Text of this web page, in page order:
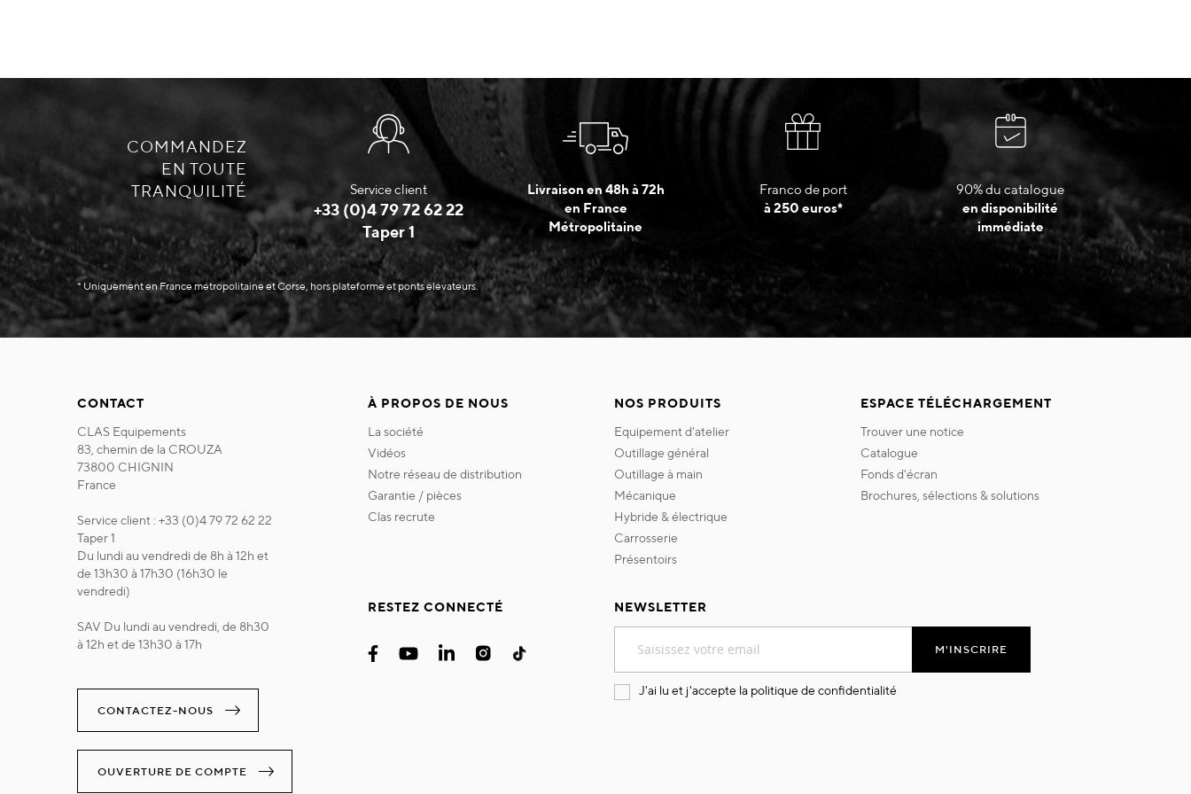
COMMANDEZ
EN TOUTE
TRANQUILITÉ
Service client
+33 (0)4 79 72 62 22
Taper 1
Livraison en 48h à 72h
en France
Métropolitaine
Franco de port
à 250 euros*
90% du catalogue
en disponibilité
immédiate
* Uniquement en France métropolitaine et Corse, hors plateforme et ponts élévateurs.
CONTACT
CLAS Equipements
83, chemin de la CROUZA
73800 CHIGNIN
France
Service client : +33 (0)4 79 72 62 22
Taper 1
Du lundi au vendredi de 8h à 12h et
de 13h30 à 17h30 (16h30 le
vendredi)
SAV Du lundi au vendredi, de 8h30
à 12h et de 13h30 à 17h
CONTACTEZ-NOUS
OUVERTURE DE COMPTE
À PROPOS DE NOUS
la société
vidéos
notre réseau de distribution
garantie / pièces
clas recrute
NOS PRODUITS
equipement d'atelier
outillage général
outillage à main
mécanique
hybride & électrique
carrosserie
présentoirs
ESPACE TÉLÉCHARGEMENT
trouver une notice
catalogue
fonds d'écran
brochures, sélections & solutions
RESTEZ CONNECTÉ
NEWSLETTER
notre
lettre
M'INSCRIRE
J'ai lu et j'accepte la politique de confidentialité